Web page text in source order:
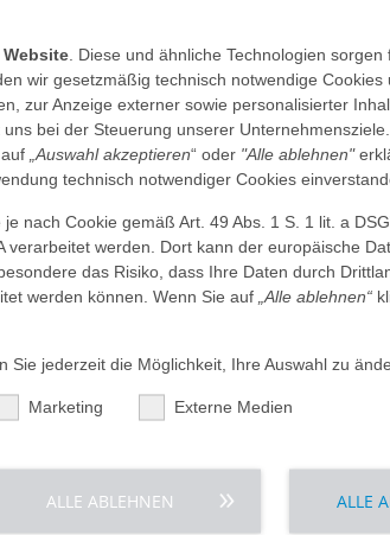
. Diese und ähnliche Technologien
wir gesetzmäßig technisch notwendige Cookies
zur Anzeige externer sowie personalisierter
bei der Steuerung unserer
„Auswahl akzeptieren“ oder "Alle ablehnen"
technisch notwendiger Cookies
nach Cookie gemäß Art. 49 Abs. 1 S. 1 lit. a
werden. Dort kann der europäische
das Risiko, dass Ihre Daten durch
werden können. Wenn Sie auf „Alle ablehnen“
Sie jederzeit die Möglichkeit, Ihre Auswahl zu
Marketing Externe Medien
ALLE ABLEHNEN ALLE